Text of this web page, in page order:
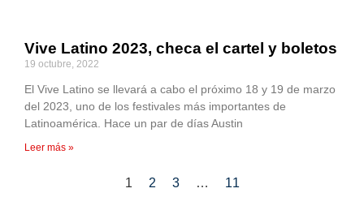
Vive Latino 2023, checa el cartel y boletos
19 octubre, 2022
El Vive Latino se llevará a cabo el próximo 18 y 19 de marzo
del 2023, uno de los festivales más importantes de
Latinoamérica. Hace un par de días Austin
Leer más »
1 2 3 … 11